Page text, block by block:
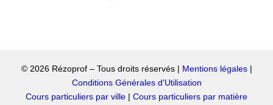
© 2026 Rézoprof – Tous droits réservés | Mentions légales|
Conditions Générales d'Utilisation
Cours particuliers par ville | Cours particuliers par matière